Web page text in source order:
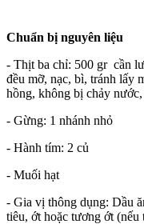
Chuẩn bị nguyên liệu
- Thịt ba chỉ: 500 gr cần
đều mỡ, nạc, bì, tránh lấy
hồng, không bị chảy
- Gừng: 1 nhánh nhỏ
- Hành tím: 2 củ
- Muối hạt
- Gia vị thông dụng: Dầu
tiêu, ớt hoặc tương ớt (nếu